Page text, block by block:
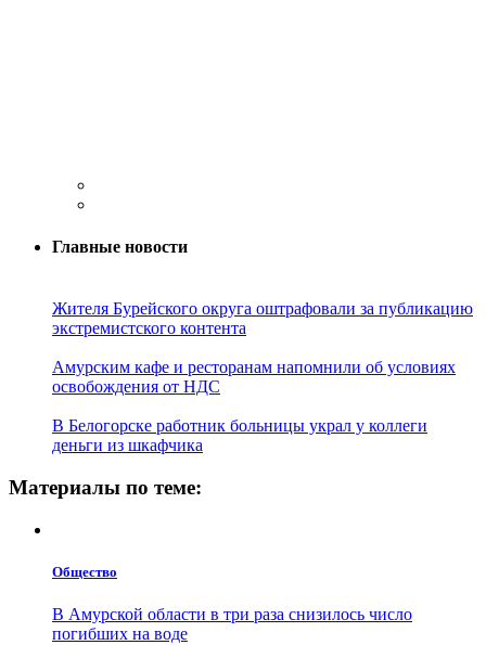
Главные новости
Жителя Бурейского округа оштрафовали за публикацию
экстремистского контента
Амурским кафе и ресторанам напомнили об условиях
освобождения от НДС
В Белогорске работник больницы украл у коллеги
деньги из шкафчика
Материалы по теме:
Общество
В Амурской области в три раза снизилось число
погибших на воде